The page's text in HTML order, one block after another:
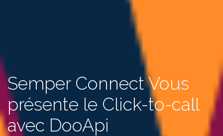
Semper Connect Vous
présente le Click-to-call
avec DooApi